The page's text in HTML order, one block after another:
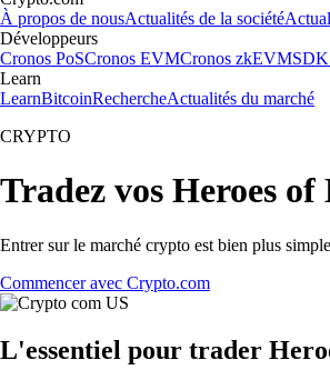
À propos de nousActualités de la société
Développeurs
Cronos PoSCronos EVMCronos zkEVM
Learn
LearnBitcoinRechercheActualités du marché
CRYPTO
Tradez vos Heroes
Entrer sur le marché crypto est bien plus
Commencer avec Crypto.com
L'essentiel pour trader